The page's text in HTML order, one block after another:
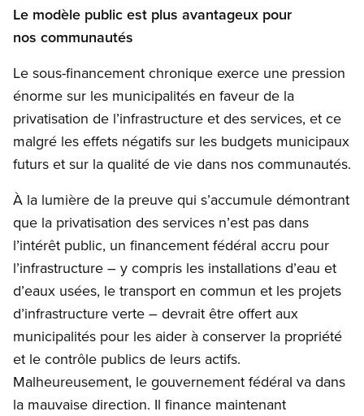
Le modèle public est plus avantageux pour
nos communautés
Le sous-financement chronique exerce une pression
énorme sur les municipalités en faveur de la
privatisation de l’infrastructure et des services, et ce
malgré les effets négatifs sur les budgets municipaux
futurs et sur la qualité de vie dans nos communautés.
À la lumière de la preuve qui s’accumule démontrant
que la privatisation des services n’est pas dans
l’intérêt public, un financement fédéral accru pour
l’infrastructure – y compris les installations d’eau et
d’eaux usées, le transport en commun et les projets
d’infrastructure verte – devrait être offert aux
municipalités pour les aider à conserver la propriété
et le contrôle publics de leurs actifs.
Malheureusement, le gouvernement fédéral va dans
la mauvaise direction. Il finance maintenant